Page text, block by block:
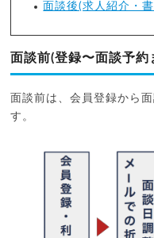
面談後(求人紹介・
面談前(登録〜面談予約
面談前は、会員登録から
す。